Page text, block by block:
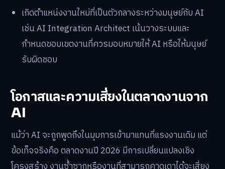
ปรับตัวได้ในสภาพแวดล้อมใหม่ การใช้ AI ในโรงงาน
อุตสาหกรรม และระบบออโตเมชันเพื่อลดความเสี่ยงในงาน
อันตราย
องค์กรออกแบบขั้นตอนการทำงานใหม่ โดยให้ AI รับผิด
ชอบบริหารกระบวนการอัตโนมัติ เช่น จัดทำรายงาน สรุป
ประชุม หรือร่างเนื้อหาคอนเทนต์
เกิดตำแหน่งงานใหม่ที่เป็นตัวกลางระหว่างมนุษย์กับ AI
เช่น AI Integration Architect เน้นวางระบบและ